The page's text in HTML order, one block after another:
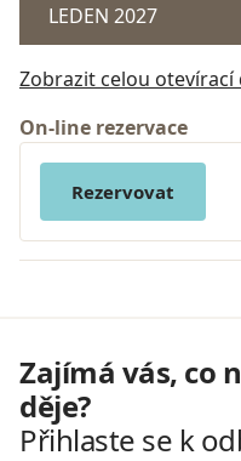
LEDEN 2027
Zobrazit celou
On-line rezervace
Rezervovat
Zajímá vás, co
děje?
Přihlaste se k